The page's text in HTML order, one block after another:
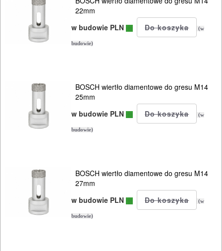
BHP
OGRODNICZE
NARZĘDZIA
PILARKI-
MYJKI
CIŚNIENIOWE
22mm
w budowie PLN
(w
budowie)
BOSCH wiertło diamentowe do gresu M14
25mm
w budowie PLN
(w
budowie)
BOSCH wiertło diamentowe do gresu M14
27mm
w budowie PLN
(w
budowie)